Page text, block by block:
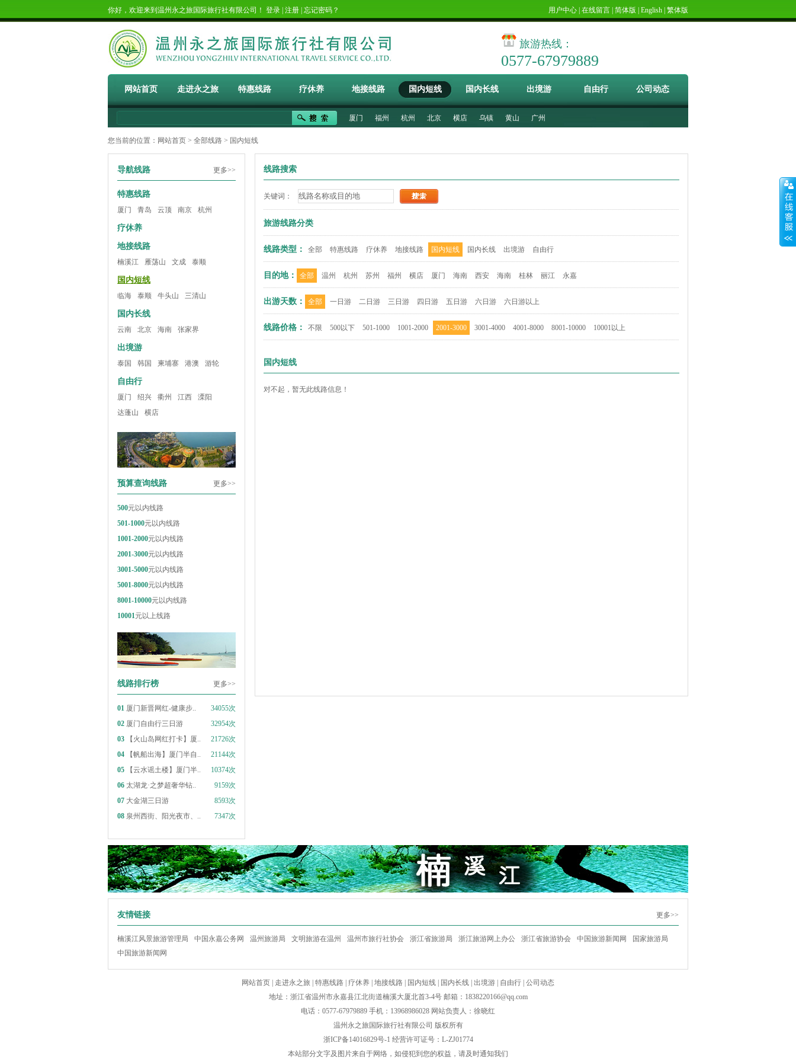
你好，欢迎来到温州永之旅国际旅行社有限公司！ 登录 注册 忘记密码？ 用户中心 在线留言 简体版 English 繁体版
旅游热线：
0577-67979889
网站首页 走进永之旅 特惠线路 疗休养 地接线路 国内短线 国内长线 出境游 自由行 公司动态
厦门 福州 杭州 北京 横店 乌镇 黄山 广州
您当前的位置： 网站首页 > 全部线路 > 国内短线
导航线路 更多>>
特惠线路
厦门 青岛 云顶 南京 杭州
疗休养
地接线路
楠溪江 雁荡山 文成 泰顺
国内短线
临海 泰顺 牛头山 三清山
国内长线
云南 北京 海南 张家界
出境游
泰国 韩国 柬埔寨 港澳 游轮
自由行
厦门 绍兴 衢州 江西
溧阳
达蓬山
横店
预算查询线路 更多>>
500元以内线路
501-1000元以内线路
1001-2000元以内线路
2001-3000元以内线路
3001-5000元以内线路
5001-8000元以内线路
8001-10000元以内线路
10001元以上线路
线路排行榜 更多>>
01 厦门新晋网红-健康步..
34055次
02 厦门自由行三日游
32954次
03 【火山岛网红打卡】厦..
21726次
04 【帆船出海】厦门半自..
21144次
05 【云水谣土楼】厦门半..
10374次
06 太湖龙·之梦超奢华钻..
9159次
07 大金湖三日游
8593次
08 泉州西街、阳光夜市、.. 7347次
线路搜索
关键词：
旅游线路分类
线路类型： 全部 特惠线路 疗休养 地接线路 国内短线 国内长线 出境游 自由行
目的地： 全部 温州 杭州 苏州 福州 横店 厦门 海南 西安 海南 桂林 丽江 永嘉
出游天数： 全部 一日游 二日游 三日游 四日游 五日游 六日游 六日游以上
线路价格： 不限 500以下 501-1000 1001-2000 2001-3000 3001-4000 4001-8000 8001-10000 10001以上
国内短线
对不起，暂无此线路信息！
友情链接 更多>>
楠溪江风景旅游管理局 中国永嘉公务网 温州旅游局 文明旅游在温州 温州市旅行社协会 浙江省旅游局 浙江旅游网上办公 浙江省旅游协会 中国旅游新闻网
国家旅游局
中国旅游新闻网
网站首页 走进永之旅 特惠线路 疗休养 地接线路 国内短线 国内长线 出境游 自由行 公司动态
地址：浙江省温州市永嘉县江北街道楠溪大厦北首3-4号 邮箱： 1838220166@qq.com
电话：0577-67979889 手机：13968986028 网站负责人：徐晓红
温州永之旅国际旅行社有限公司 版权所有
浙ICP备14016829号-1 经营许可证号：L-ZJ01774
本站部分文字及图片来自于网络，如侵犯到您的权益，请及时通知我们